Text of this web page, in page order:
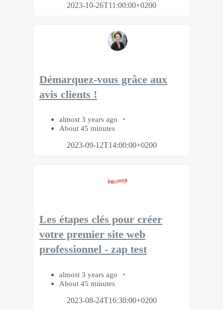
2023-10-26T11:00:00+0200
Démarquez-vous grâce aux
avis clients !
almost 3 years ago
About 45 minutes
2023-09-12T14:00:00+0200
Les étapes clés pour créer
votre premier site web
professionnel - zap test
almost 3 years ago
About 45 minutes
2023-08-24T16:30:00+0200